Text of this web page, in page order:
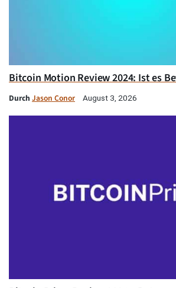
Bitcoin Motion Review 2024: Ist es
Durch Jason Conor August 3, 2026